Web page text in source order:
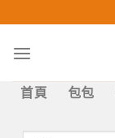
to
content
首頁 包包